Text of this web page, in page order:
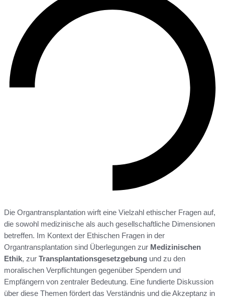
Die Organtransplantation wirft eine Vielzahl ethischer Fragen auf,
die sowohl medizinische als auch gesellschaftliche Dimensionen
betreffen. Im Kontext der Ethischen Fragen in der
Organtransplantation sind Überlegungen zur Medizinischen
Ethik, zur Transplantationsgesetzgebung und zu den
moralischen Verpflichtungen gegenüber Spendern und
Empfängern von zentraler Bedeutung. Eine fundierte Diskussion
über diese Themen fördert das Verständnis und die Akzeptanz in